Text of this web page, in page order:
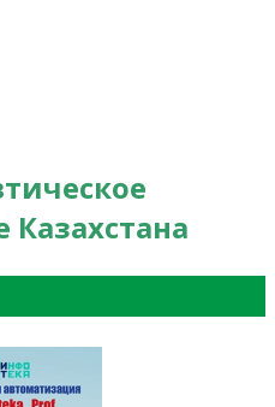
Казахстана